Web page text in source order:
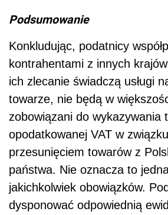
Podsumowanie
Konkludując, podatnicy
kontrahentami z innych
ich zlecanie świadczą usługi
towarze, nie będą w
zobowiązani do wykazywania
opodatkowanej VAT w
przesunięciem towarów z
państwa. Nie oznacza to
jakichkolwiek obowiązków.
dysponować odpowiednią